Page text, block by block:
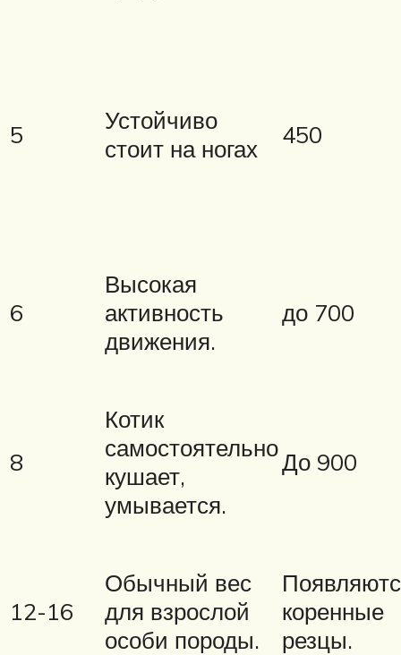
5
Устойчиво
стоит на ногах
450
6
Высокая
активность
движения.
до 700
8
Котик
самостоятельно
кушает,
умывается.
До 900
12-16
Обычный вес
для взрослой
особи породы.
коренные
резцы.